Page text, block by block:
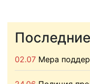
02.07 Мера